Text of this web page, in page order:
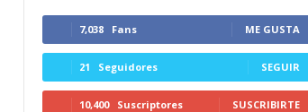
7,038 Fans ME GUSTA
21 Seguidores SEGUIR
10,400 Suscriptores SUSCRIBIRTE